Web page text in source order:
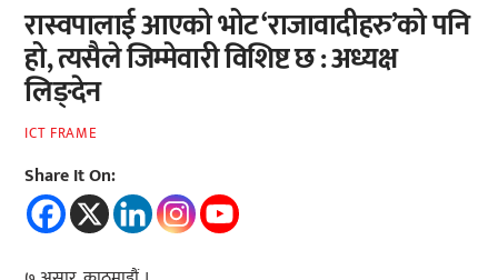
रास्वपालाई आएको भोट ‘राजावादीहरु’को पनि
हो, त्यसैले जिम्मेवारी विशिष्ट छ : अध्यक्ष
लिङ्देन
ICT FRAME
Share It On: